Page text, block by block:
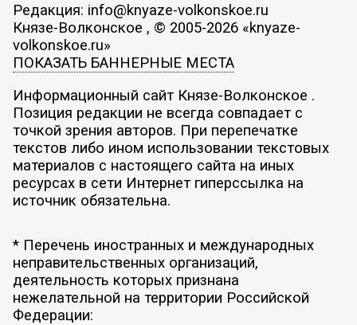
Редакция: info@knyaze-volkonskoe.ru
Князе-Волконское , © 2005-2026 «knyaze-
volkonskoe.ru»
ПОКАЗАТЬ БАННЕРНЫЕ МЕСТА
Информационный сайт Князе-Волконское .
Позиция редакции не всегда совпадает с
точкой зрения авторов. При перепечатке
текстов либо ином использовании текстовых
материалов с настоящего сайта на иных
ресурсах в сети Интернет гиперссылка на
источник обязательна.
* Перечень иностранных и международных
неправительственных организаций,
деятельность которых признана
нежелательной на территории Российской
Федерации: